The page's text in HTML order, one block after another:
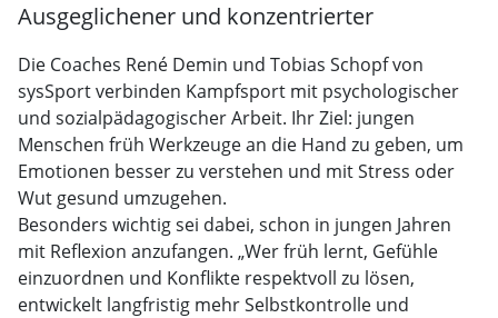
Ausgeglichener und konzentrierter
Die Coaches René Demin und Tobias Schopf von
sysSport verbinden Kampfsport mit psychologischer
und sozialpädagogischer Arbeit. Ihr Ziel: jungen
Menschen früh Werkzeuge an die Hand zu geben, um
Emotionen besser zu verstehen und mit Stress oder
Wut gesund umzugehen.
Besonders wichtig sei dabei, schon in jungen Jahren
mit Reflexion anzufangen. „Wer früh lernt, Gefühle
einzuordnen und Konflikte respektvoll zu lösen,
entwickelt langfristig mehr Selbstkontrolle und